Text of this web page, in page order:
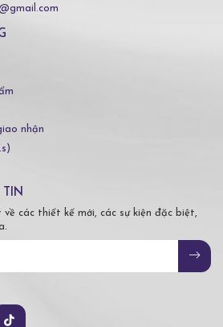
nhận
TIN
các thiết kế mới, các sự kiện đặc biệt,